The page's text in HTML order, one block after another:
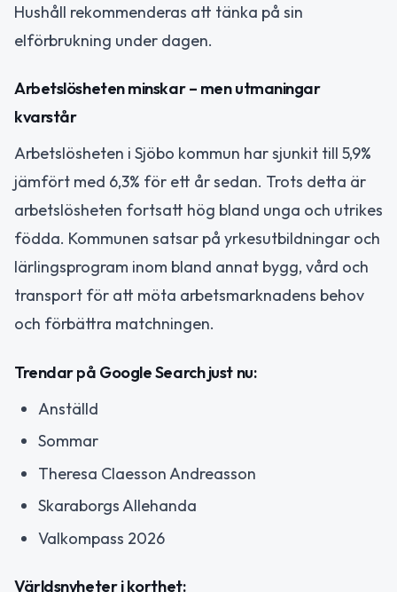
Hushåll rekommenderas att tänka på sin
elförbrukning under dagen.
Arbetslösheten minskar – men utmaningar
kvarstår
Arbetslösheten i Sjöbo kommun har sjunkit till 5,9%
jämfört med 6,3% för ett år sedan. Trots detta är
arbetslösheten fortsatt hög bland unga och utrikes
födda. Kommunen satsar på yrkesutbildningar och
lärlingsprogram inom bland annat bygg, vård och
transport för att möta arbetsmarknadens behov
och förbättra matchningen.
Trendar på Google Search just nu:
Anställd
Sommar
Theresa Claesson Andreasson
Skaraborgs Allehanda
Valkompass 2026
Världsnyheter i korthet: